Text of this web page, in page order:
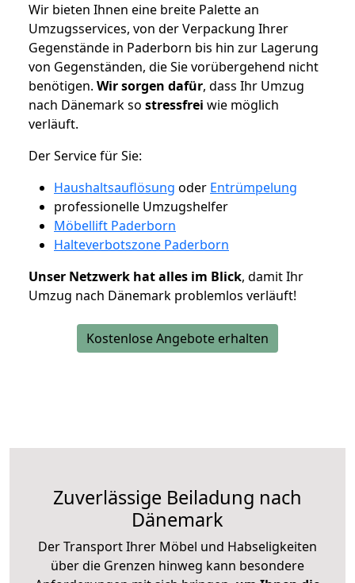
Wir bieten Ihnen eine breite Palette an
Umzugsservices, von der Verpackung Ihrer
Gegenstände in Paderborn bis hin zur Lagerung
von Gegenständen, die Sie vorübergehend nicht
benötigen. Wir sorgen dafür, dass Ihr Umzug
nach Dänemark so stressfrei wie möglich
verläuft.
Der Service für Sie:
Haushaltsauflösung oder Entrümpelung
professionelle Umzugshelfer
Möbellift Paderborn
Halteverbotszone Paderborn
Unser Netzwerk hat alles im Blick, damit Ihr
Umzug nach Dänemark problemlos verläuft!
Kostenlose Angebote erhalten
Zuverlässige Beiladung nach
Dänemark
Der Transport Ihrer Möbel und Habseligkeiten
über die Grenzen hinweg kann besondere